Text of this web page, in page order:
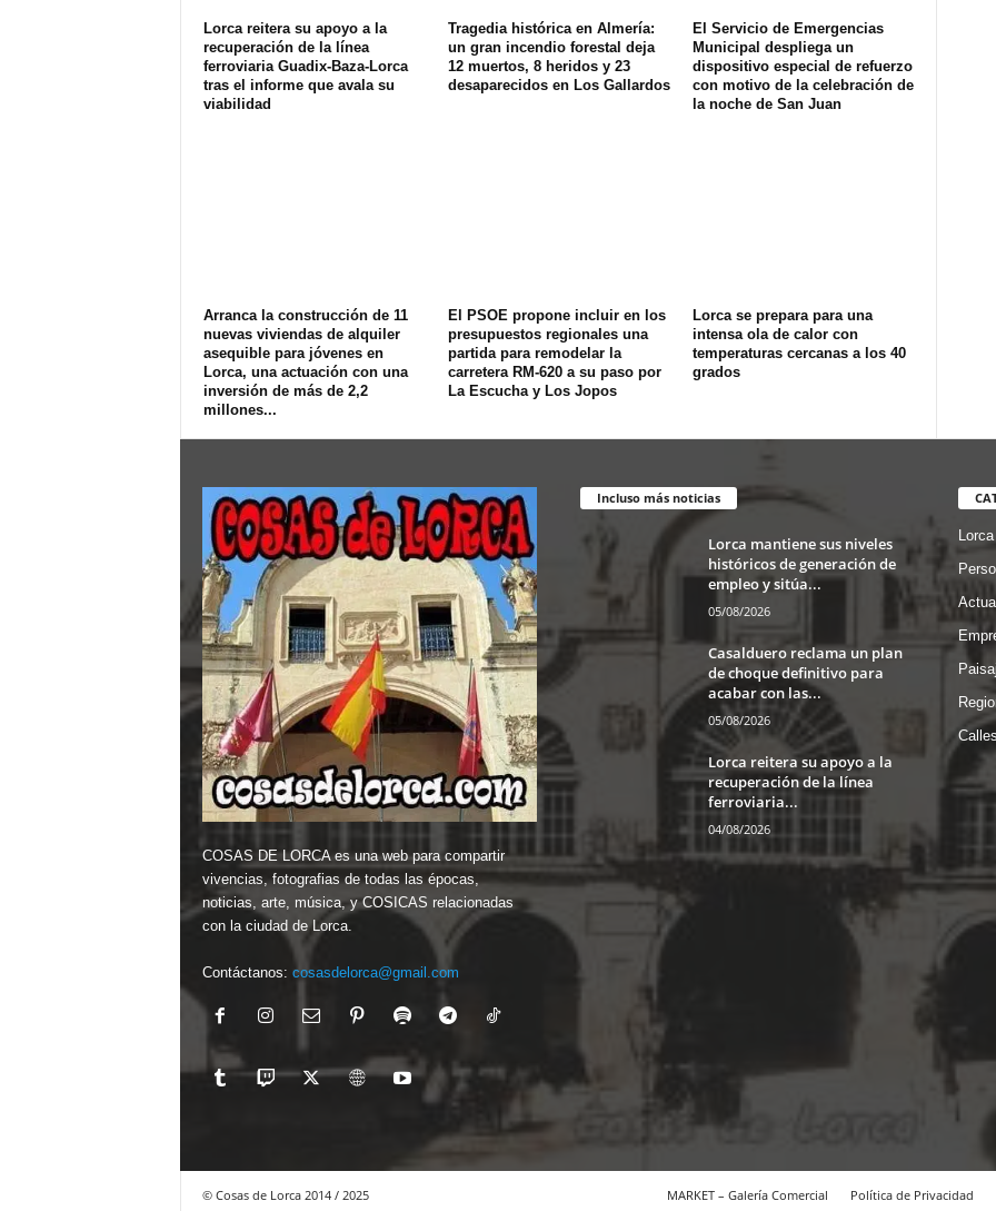
Lorca reitera su apoyo a la
recuperación de la línea
ferroviaria Guadix-Baza-Lorca
tras el informe que avala su
viabilidad
Tragedia histórica en Almería:
un gran incendio forestal deja
12 muertos, 8 heridos y 23
desaparecidos en Los Gallardos
El Servicio de Emergencias
Municipal despliega un
dispositivo especial de refuerzo
con motivo de la celebración de
la noche de San Juan
Arranca la construcción de 11
nuevas viviendas de alquiler
asequible para jóvenes en
Lorca, una actuación con una
inversión de más de 2,2
millones...
El PSOE propone incluir en los
presupuestos regionales una
partida para remodelar la
carretera RM-620 a su paso por
La Escucha y Los Jopos
Lorca se prepara para una
intensa ola de calor con
temperaturas cercanas a los 40
grados
COSAS DE LORCA es una web para compartir
vivencias, fotografias de todas las épocas,
noticias, arte, música, y COSICAS relacionadas
con la ciudad de Lorca.
Contáctanos: cosasdelorca@gmail.com
Incluso más noticias
Lorca mantiene sus niveles
históricos de generación de
empleo y sitúa...
05/08/2026
Casalduero reclama un plan
de choque definitivo para
acabar con las...
05/08/2026
Lorca reitera su apoyo a la
recuperación de la línea
ferroviaria...
04/08/2026
Lorca
MARKET – Galería Comercial Política de Privacidad
© Cosas de Lorca 2014 / 2025